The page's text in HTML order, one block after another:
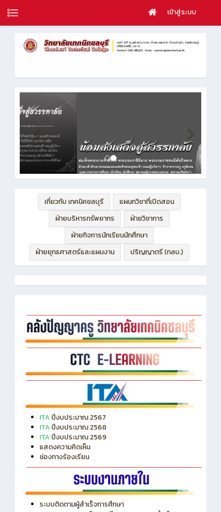
เข้าสู่ระบบ
เกี่ยวกับ เทคนิคชลบุรี
แผนกวิชาที่เปิดสอน
ฝ่ายบริหารทรัพยากร
ฝ่ายวิชาการ
ฝ่ายกิจการนักเรียนนักศึกษา
ฝ่ายยุทธศาสตร์และแผนงาน
ปริญญาตรี (ทลบ.)
ITA ปีงบประมาณ 2567
ITA ปีงบประมาณ 2568
ITAปีงบประมาณ 2569
แสดงความคิดเห็น
ช่องทางร้องเรียน